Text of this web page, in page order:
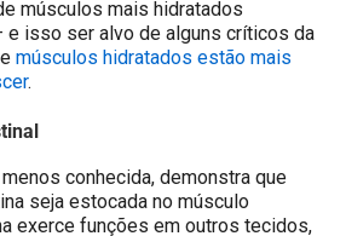
músculos mais hidratados
e isso ser alvo de alguns críticos da
músculos hidratados estão mais
.
conhecida, demonstra que
seja estocada no músculo
exerce funções em outros tecidos,